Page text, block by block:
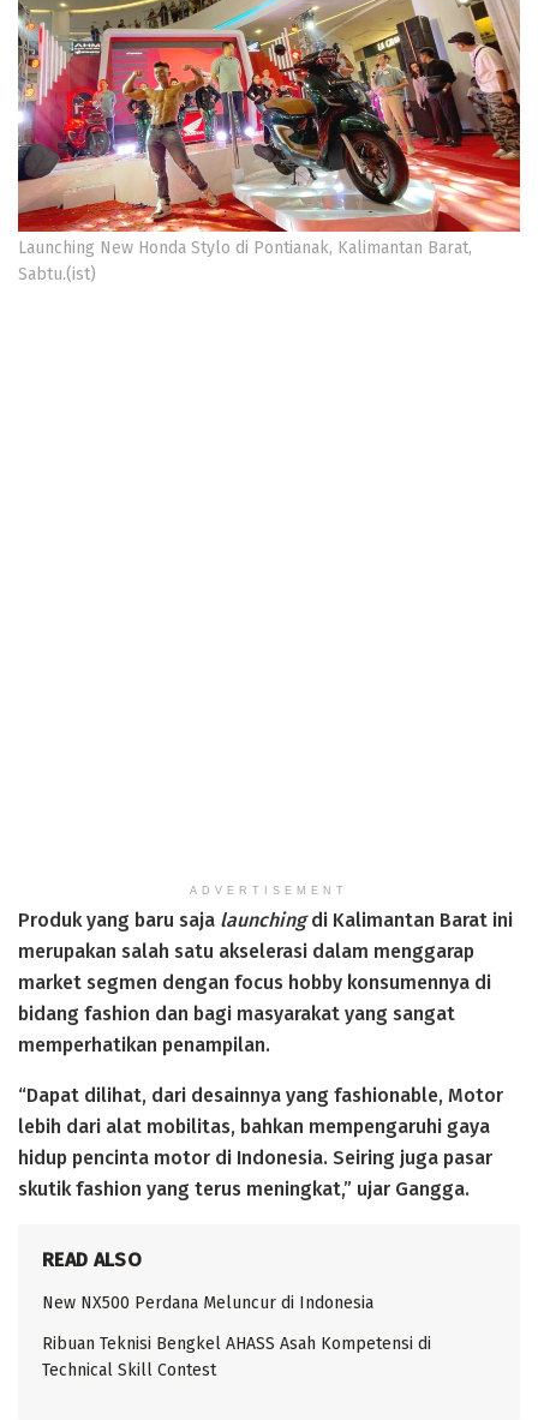
Launching New Honda Stylo di Pontianak, Kalimantan Barat,
Sabtu.(ist)
ADVERTISEMENT
Produk yang baru saja launchingdi Kalimantan Barat ini
merupakan salah satu akselerasi dalam menggarap
market segmen dengan focus hobby konsumennya di
bidang fashion dan bagi masyarakat yang sangat
memperhatikan penampilan.
“Dapat dilihat, dari desainnya yang fashionable, Motor
lebih dari alat mobilitas, bahkan mempengaruhi gaya
hidup pencinta motor di Indonesia. Seiring juga pasar
skutik fashion yang terus meningkat,” ujar Gangga.
READ ALSO
New NX500 Perdana Meluncur di Indonesia
Ribuan Teknisi Bengkel AHASS Asah Kompetensi di
Technical Skill Contest